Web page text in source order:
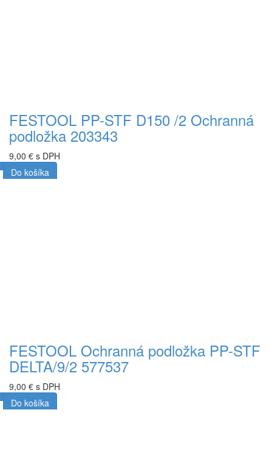
FESTOOL PP-STF D150 /2 Ochranná
podložka 203343
9,00 € s DPH
Do košíka
FESTOOL Ochranná podložka PP-STF
DELTA/9/2 577537
9,00 € s DPH
Do košíka